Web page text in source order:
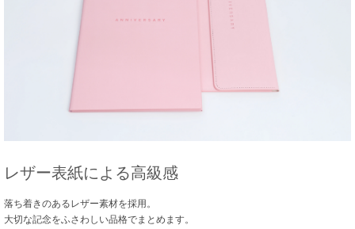
レザー表紙による高級感
落ち着きのあるレザー素材を採用。
大切な記念をふさわしい品格でまとめます。